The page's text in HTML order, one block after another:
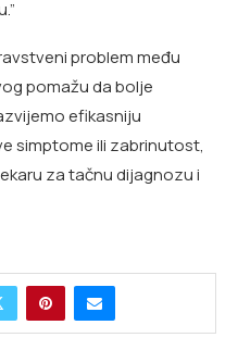
problem među
pomažu da bolje
efikasniju
simptome ili zabrinutost,
za tačnu dijagnozu i